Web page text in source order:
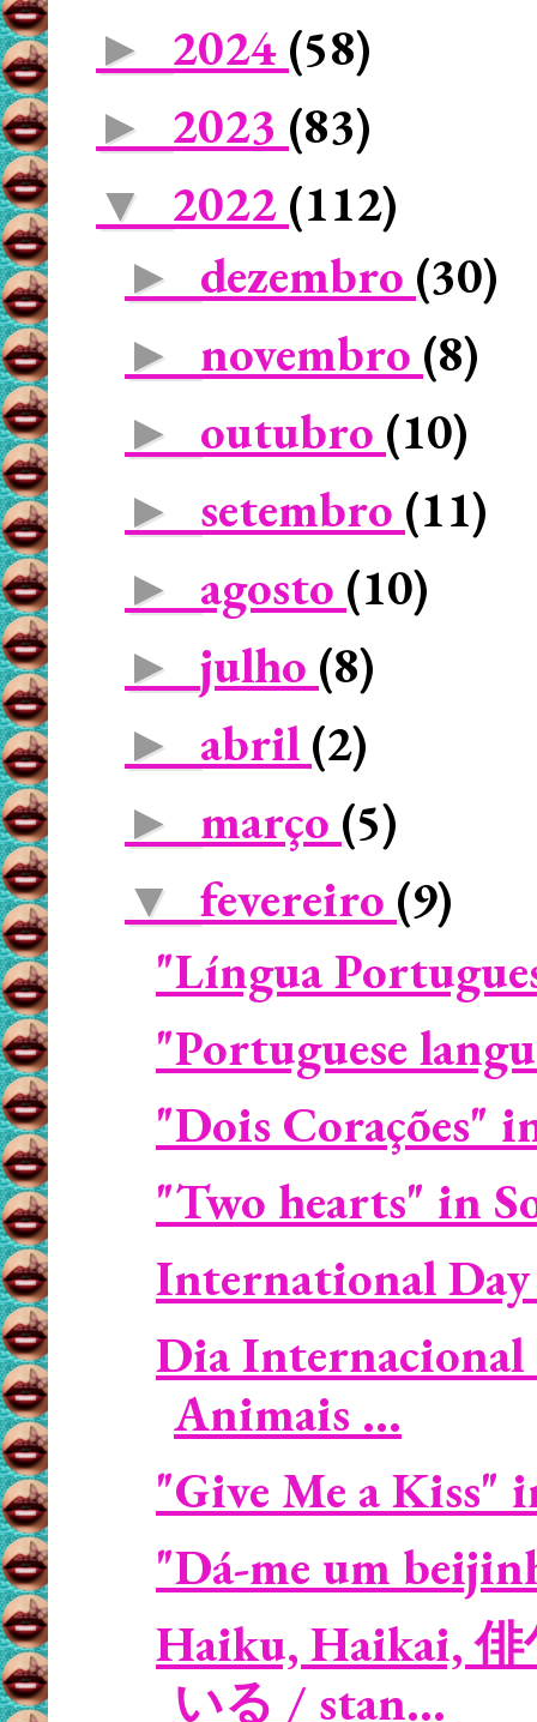
► 2024 (58)
► 2023 (83)
▼ 2022 (112)
► dezembro (30)
► novembro (8)
► outubro (10)
► setembro (11)
► agosto (10)
► julho (8)
► abril (2)
► março (5)
▼ fevereiro (9)
"Língua
"Portuguese
"Dois Corações"
"Two hearts" in
International
Dia Internacional
Animais ...
"Give Me a Kiss"
"Dá-me um
Haiku, Haikai, 俳
いる / stan...